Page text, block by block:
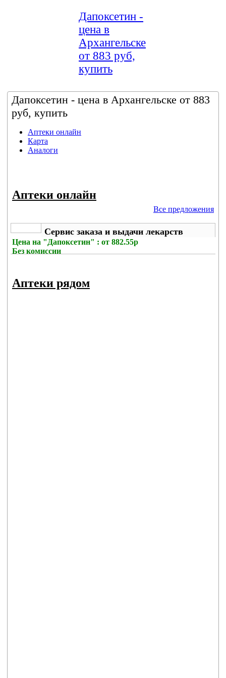
Дапоксетин -
цена в
Архангельске
от 883 руб,
купить
Дапоксетин - цена в Архангельске от 883
руб, купить
Аптеки онлайн
Карта
Аналоги
Аптеки онлайн
Все предложения
Сервис заказа и выдачи лекарств
Цена на "Дапоксетин" : от 882.55р
Без комиссии
Аптеки рядом